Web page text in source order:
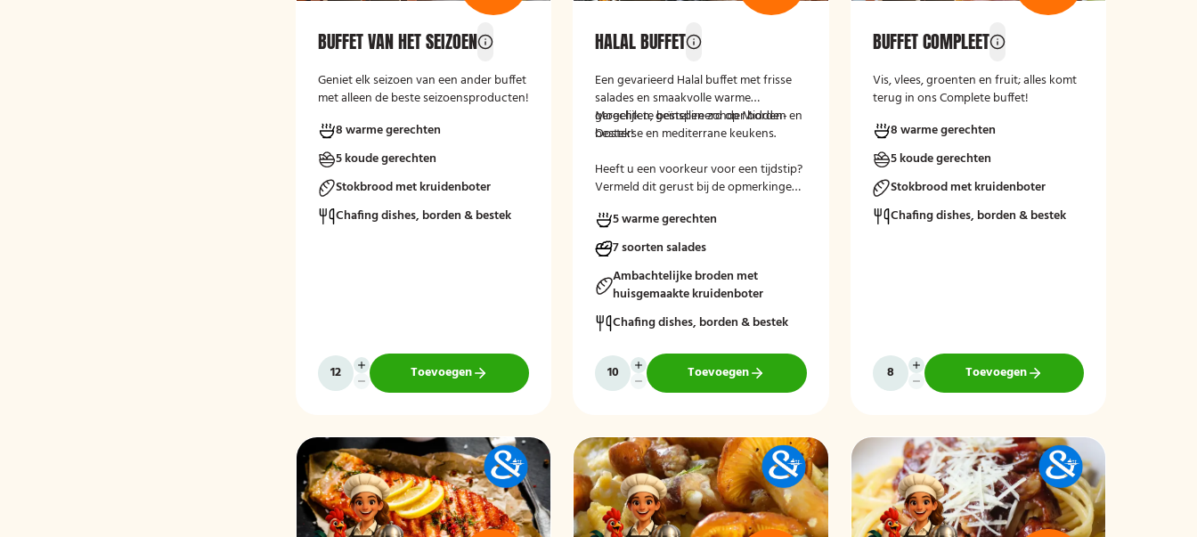
BUFFET VAN HET SEIZOEN
Geniet elk seizoen van een ander buffet
met alleen de beste seizoensproducten!
8 warme gerechten
5 koude gerechten
Stokbrood met kruidenboter
Chafing dishes, borden & bestek
Toevoegen
HALAL BUFFET
Een gevarieerd Halal buffet met frisse
salades en smaakvolle warme
gerechten, geïnspireerd op Midden-
Oosterse en mediterrane keukens.
Mogelijk te bestellen zonder borden en
bestek!
Heeft u een voorkeur voor een tijdstip?
Vermeld dit gerust bij de opmerkingen
5 warme gerechten
7 soorten salades
Ambachtelijke broden met
huisgemaakte kruidenboter
Chafing dishes, borden & bestek
Toevoegen
BUFFET COMPLEET
Vis, vlees, groenten en fruit; alles komt
terug in ons Complete buffet!
8 warme gerechten
5 koude gerechten
Stokbrood met kruidenboter
Chafing dishes, borden & bestek
Toevoegen